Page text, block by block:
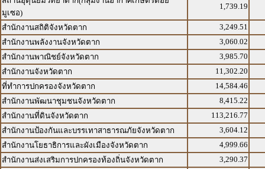
มูเซอ)
1,739.19
สำนักงานสถิติจังหวัดตาก
3,249.51
สำนักงานพลังงานจังหวัดตาก
3,060.02
สำนักงานพาณิชย์จังหวัดตาก
3,985.70
สำนักงานจังหวัดตาก
11,302.20
ที่ทำการปกครองจังหวัดตาก
14,584.46
สำนักงานพัฒนาชุมชนจังหวัดตาก
8,415.22
สำนักงานที่ดินจังหวัดตาก
113,216.77
สำนักงานป้องกันและบรรเทาสาธารณภัยจังหวัดตาก
3,604.12
สำนักงานโยธาธิการและผังเมืองจังหวัดตาก
4,999.66
สำนักงานส่งเสริมการปกครองท้องถิ่นจังหวัดตาก
3,290.37